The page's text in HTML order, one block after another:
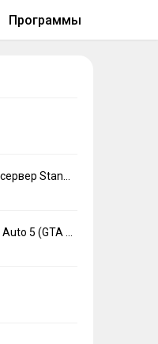
Программы